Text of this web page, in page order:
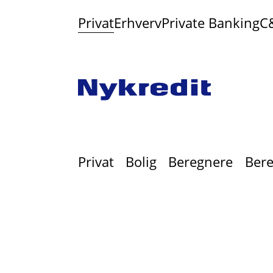
PrivatErhvervPrivate Banking
Privat Bolig Beregnere